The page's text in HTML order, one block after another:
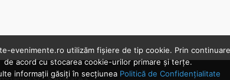
evenimente.ro utilizăm fișiere de tip cookie. Prin
de acord cu stocarea cookie-urilor primare și terțe.
informații găsiți în secțiunea Politică de Confidențialitate